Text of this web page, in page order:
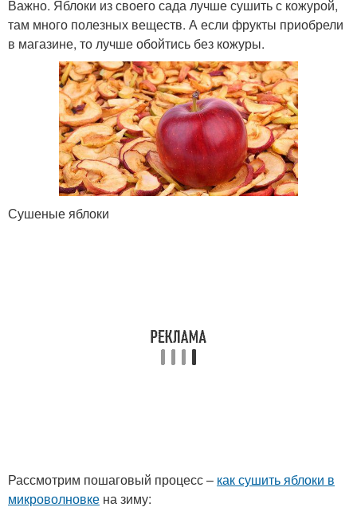
Важно. Яблоки из своего сада лучше сушить с кожурой,
там много полезных веществ. А если фрукты приобрели
в магазине, то лучше обойтись без кожуры.
Сушеные яблоки
Рассмотрим пошаговый процесс – как сушить яблоки в
микроволновке на зиму: